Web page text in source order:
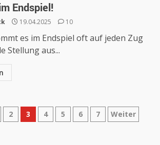
Endspiel!
19.04.2025 10
es im Endspiel oft auf jeden Zug
Stellung aus...
2 3 4 5 6 7 Weiter